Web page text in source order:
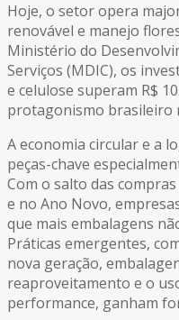
Hoje, o setor opera
renovável e manejo
Ministério do
Serviços (MDIC), os
e celulose superam R$
protagonismo brasileiro
A economia circular e a
peças-chave
Com o salto das
e no Ano Novo,
que mais embalagens
Práticas emergentes,
nova geração,
reaproveitamento e o
performance, ganham